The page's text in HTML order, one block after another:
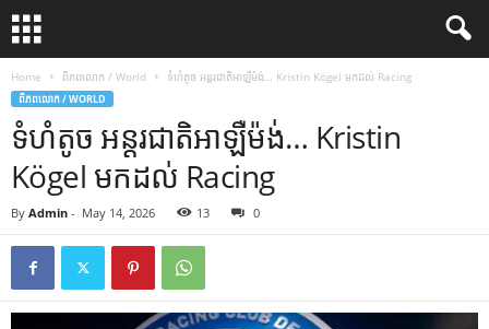
Home ពិភពលោក / World ទំហំតូច អន្តរជាតិអាឡឺម៉ង់… Kristin Kögel មកដល់ Racing
ពិភពលោក / WORLD
ទំហំតូច អន្តរជាតិអាឡឺម៉ង់… Kristin
Kögel មកដល់ Racing
By Admin - May 14, 2026 13 0